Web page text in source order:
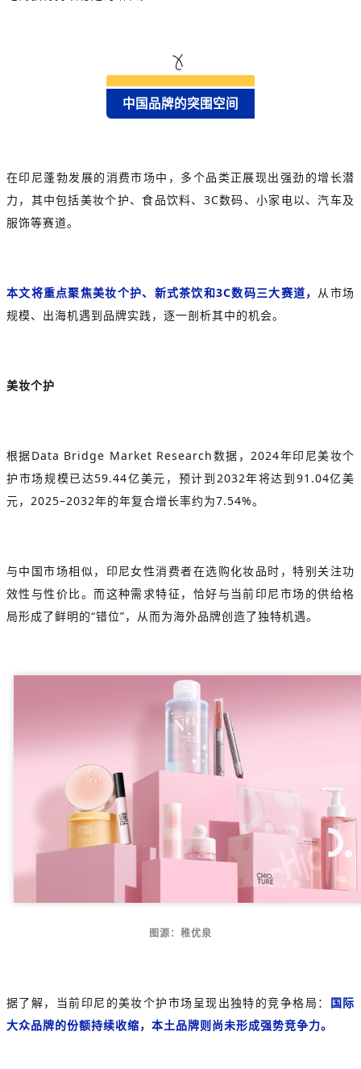
中国品牌的突围空间
在印尼蓬勃发展的消费市场中，多个品类正展现出强劲的增长潜
力，其中包括美妆个护、食品饮料、3C数码、小家电以、汽车及
服饰等赛道。
本文将重点聚焦美妆个护、新式茶饮和3C数码三大赛道， 从市场
规模、出海机遇到品牌实践，逐一剖析其中的机会。
美妆个护
根据Data Bridge Market Research数据， 2024年印尼美妆个
护市场规模已达59.44亿美元，预计到2032年将达到91.04亿美
元，2025–2032年的年复合增长率约为7.54%。
与中国市场相似，印尼女性消费者在选购化妆品时，特别关注功
效性与性价比。而这种需求特征，恰好与当前印尼市场的供给格
局形成了鲜明的“错位”，从而为海外品牌创造了独特机遇。
图源：稚优泉
据了解，当前印尼的美妆个护市场呈现出独特的竞争格局： 国际
大众品牌的份额持续收缩，本土品牌则尚未形成强势竞争力。